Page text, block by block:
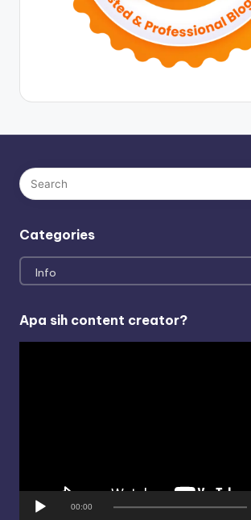
Categories
Categories
Apa sih content creator?
00:00